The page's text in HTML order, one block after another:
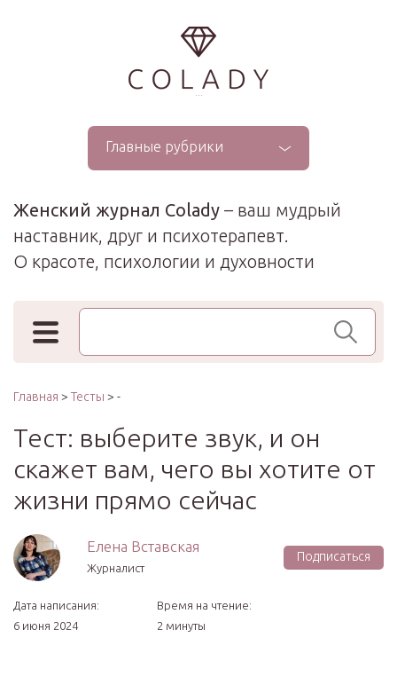
...
Главные рубрики
Женский журнал Colady – ваш мудрый
наставник, друг и психотерапевт.
О красоте, психологии и духовности
Поиск по сайту
Главная > Тесты > -
Тест: выберите звук, и он
скажет вам, чего вы хотите от
жизни прямо сейчас
Елена Вставская
Журналист
Подписаться
Дата написания:
6 июня 2024
Время на чтение:
2 минуты